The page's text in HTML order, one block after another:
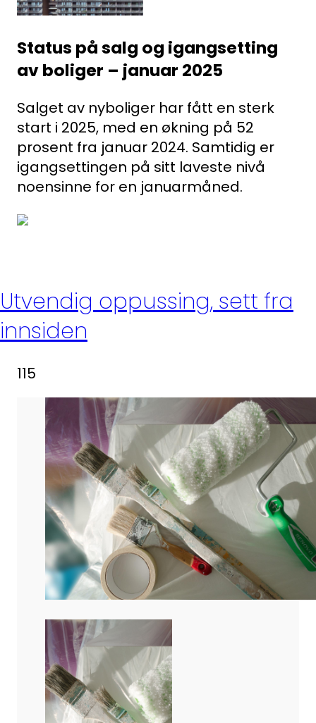
Status på salg og igangsetting
av boliger – januar 2025
Salget av nyboliger har fått en sterk
start i 2025, med en økning på 52
prosent fra januar 2024. Samtidig er
igangsettingen på sitt laveste nivå
noensinne for en januarmåned.
Utvendig oppussing, sett fra
innsiden
115